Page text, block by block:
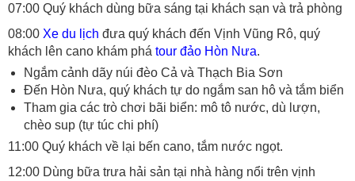
07:00 Quý khách dùng bữa sáng tại khách sạn và trả phòng
08:00 Xe du lịch đưa quý khách đến Vịnh Vũng Rô, quý
khách lên cano khám phá tour đảo Hòn Nưa.
Ngắm cảnh dãy núi đèo Cả và Thạch Bia Sơn
Đến Hòn Nưa, quý khách tự do ngắm san hô và tắm biển
Tham gia các trò chơi bãi biển: mô tô nước, dù lượn,
chèo sup (tự túc chi phí)
11:00 Quý khách về lại bến cano, tắm nước ngọt.
12:00 Dùng bữa trưa hải sản tại nhà hàng nổi trên vịnh